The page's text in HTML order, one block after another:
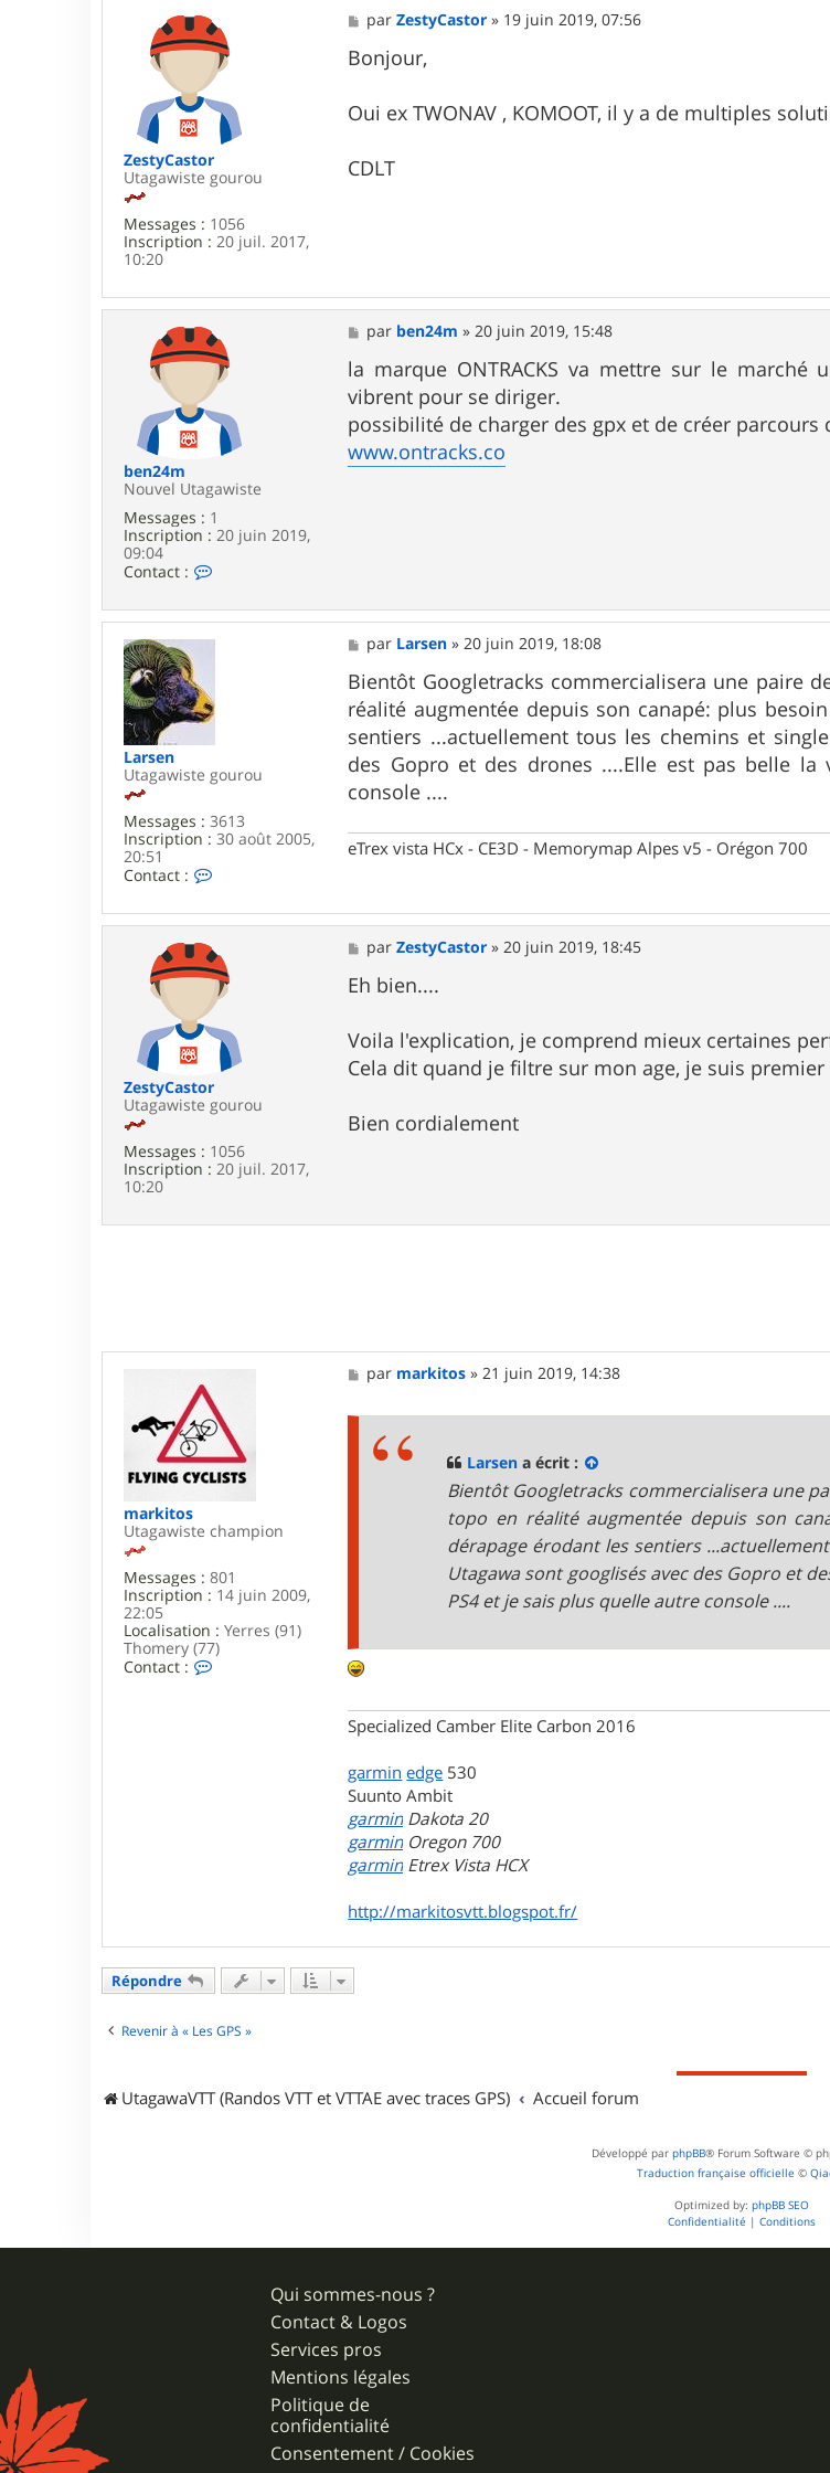
ZestyCastor
Utagawiste gourou
Messages : 1056
Inscription : 20 juil. 2017,
10:20
M
e
s
s
g
e
parZestyCastor » 19 juin 2019, 07:56
Bonjour,
Oui ex TWONAV , KOMOOT, il y a de multiples
CDLT
ben24m
Nouvel Utagawiste
Messages : 1
Inscription : 20 juin 2019,
09:04
Contact :
t
a
r
e
2
m
M
e
s
s
a
g
e
par ben24m »20 juin 2019, 15:48
la marque ONTRACKS va mettre sur le
vibrent pour se diriger.
possibilité de charger des gpx et de créer parcours
www.ontracks.co
Larsen
Utagawiste gourou
Messages : 3613
Inscription : 30 août 2005,
20:51
Contact :
n
t
c
t
e
L
a
r
e
n
M
e
s
s
a
g
e
par Larsen »20 juin 2019, 18:08
Bientôt Googletracks commercialisera une paire
réalité augmentée depuis son canapé: plus
sentiers ...actuellement tous les chemins et
des Gopro et des drones ....Elle est pas belle
console ....
eTrex vista HCx - CE3D - Memorymap Alpes v5 - Orégon 700
ZestyCastor
Utagawiste gourou
Messages : 1056
Inscription : 20 juil. 2017,
10:20
M
e
s
s
g
e
parZestyCastor »20 juin 2019, 18:45
Eh bien....
Voila l'explication, je comprend mieux certaines
Cela dit quand je filtre sur mon age, je suis
Bien cordialement
markitos
Utagawiste champion
Messages : 801
Inscription : 14 juin 2009,
22:05
Localisation : Yerres (91)
Thomery (77)
Contact :
s
M
e
par markitos »21 juin 2019, 14:38
Larsen a écrit :
Bientôt Googletracks commercialisera une
topo en réalité augmentée depuis son
dérapage érodant les sentiers
Utagawa sont googlisés avec des Gopro et
PS4 et je sais plus quelle autre console ....
Specialized Camber Elite Carbon 2016
garmin edge 530
Suunto Ambit
garmin Dakota 20
garmin Oregon 700
garmin Etrex Vista HCX
http://markitosvtt.blogspot.fr/
Répondre
Revenir à « Les GPS »
UtagawaVTT (Randos VTT et VTTAE avec traces GPS) Accueil forum
Développé par phpBB® Forum Software ©
Traduction française officielle ©
Optimized by: phpBB SEO
Confidentialité | Conditions
Qui sommes-nous ?
Contact & Logos
Services pros
Mentions légales
Politique de
confidentialité
Consentement / Cookies